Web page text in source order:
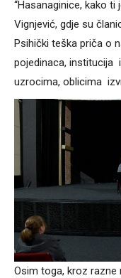
“Hasanaginice, kako ti
Vignjević, gdje su
Psihički teška priča o
pojedinaca, institucija
uzrocima, oblicima
Osim toga, kroz razne